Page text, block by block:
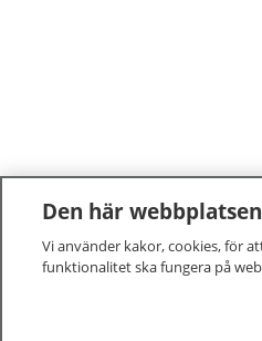
Den här
Vi använder kakor, cookies, för
funktionalitet ska fungera på